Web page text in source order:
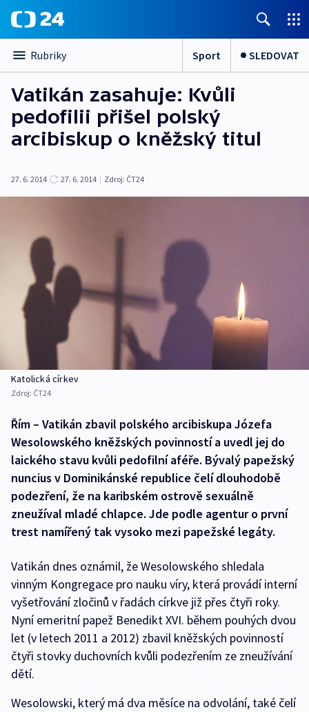
Rubriky Sport SLEDOVAT
Vatikán zasahuje: Kvůli
pedofilii přišel polský
arcibiskup o kněžský titul
27. 6. 2014 27. 6. 2014 | Zdroj: ČT24
Katolická církev
Zdroj: ČT24
Řím – Vatikán zbavil polského arcibiskupa Józefa
Wesolowského kněžských povinností a uvedl jej do
laického stavu kvůli pedofilní aféře. Bývalý papežský
nuncius v Dominikánské republice čelí dlouhodobě
podezření, že na karibském ostrově sexuálně
zneužíval mladé chlapce. Jde podle agentur o první
trest namířený tak vysoko mezi papežské legáty.
Vatikán dnes oznámil, že Wesolowského shledala
vinným Kongregace pro nauku víry, která provádí interní
vyšetřování zločinů v řadách církve již přes čtyři roky.
Nyní emeritní papež Benedikt XVI. během pouhých dvou
let (v letech 2011 a 2012) zbavil kněžských povinností
čtyři stovky duchovních kvůli podezřením ze zneužívání
dětí.
Wesolowski, který má dva měsíce na odvolání, také čelí